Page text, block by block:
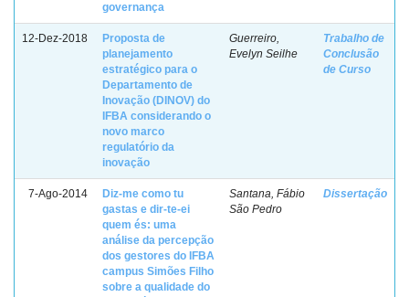
governança
12-Dez-2018
Proposta de
planejamento
estratégico para o
Departamento de
Inovação (DINOV) do
IFBA considerando o
novo marco
regulatório da
inovação
Guerreiro,
Evelyn Seilhe
Trabalho de
Conclusão
de Curso
7-Ago-2014
Diz-me como tu
gastas e dir-te-ei
quem és: uma
análise da percepção
dos gestores do IFBA
campus Simões Filho
sobre a qualidade do
Santana, Fábio
São Pedro
Dissertação